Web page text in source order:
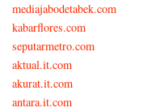
mediajabodetabek.com
kabarflores.com
seputarmetro.com
aktual.it.com
akurat.it.com
antara.it.com